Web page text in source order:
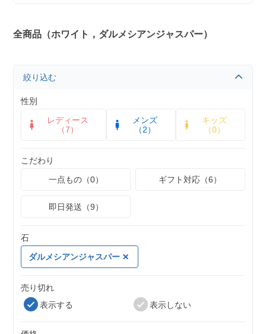
全商品（ホワイト，ダルメシアンジャスパー）
絞り込む
性別
レディース
（7）
メンズ
（2）
キッズ
（0）
こだわり
一点もの（0）
ギフト対応（6）
即日発送（9）
石
ダルメシアンジャスパー
売り切れ
表示する
表示しない